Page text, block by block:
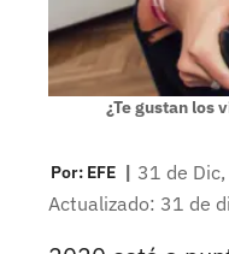
¿Te gustan los
Por: EFE | 31 de
Actualizado: 31 de